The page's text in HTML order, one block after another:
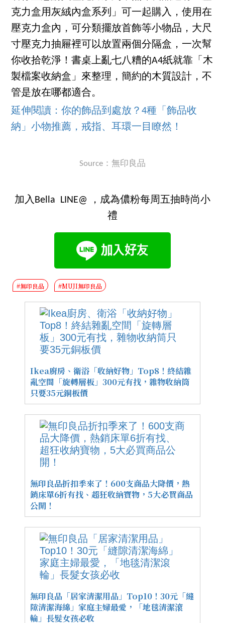
克力盒用灰絨內盒系列」可一起購入，使用在
壓克力盒內，可分類擺放首飾等小物品，大尺
寸壓克力抽屜裡可以放置兩個分隔盒，一次幫
你收拾乾淨！書桌上亂七八糟的A4紙就靠「木
製檔案收納盒」來整理，簡約的木質設計，不
管是放在哪都適合。
延伸閱讀：你的飾品到處放？4種「飾品收
納」小物推薦，戒指、耳環一目瞭然！
Source：無印良品
加入Bella LINE@ ，成為儂粉每周五抽時尚小
禮
#無印良品 #MUJI無印良品
Ikea廚房、衛浴「收納好物」Top8！終結雜
亂空間「旋轉層板」300元有找，雜物收納筒
只要35元銅板價
無印良品折扣季來了！600支商品大降價，熱
銷床單6折有找、超狂收納寶物，5大必買商品
公開！
無印良品「居家清潔用品」Top10！30元「縫
隙清潔海綿」家庭主婦最愛，「地毯清潔滾
輪」長髮女孩必收